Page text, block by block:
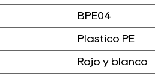
BPE04
Plástico PE
Rojo y blanco